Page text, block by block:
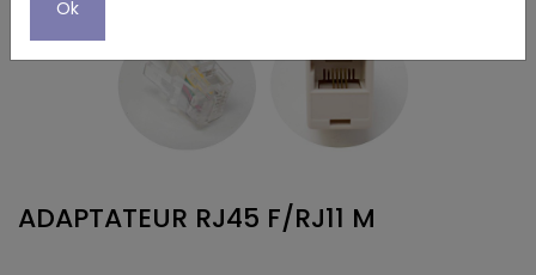
ADAPTATEUR RJ45 F/RJ11 M
Ok